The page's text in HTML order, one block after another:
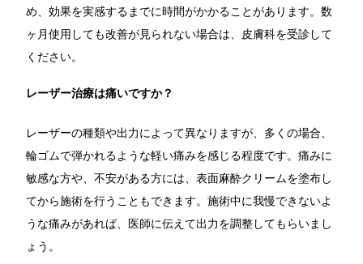
め、効果を実感するまでに時間がかかることがあります。数
ヶ月使用しても改善が見られない場合は、皮膚科を受診して
ください。
レーザー治療は痛いですか？
レーザーの種類や出力によって異なりますが、多くの場合、
輪ゴムで弾かれるような軽い痛みを感じる程度です。痛みに
敏感な方や、不安がある方には、表面麻酔クリームを塗布し
てから施術を行うこともできます。施術中に我慢できないよ
うな痛みがあれば、医師に伝えて出力を調整してもらいまし
ょう。